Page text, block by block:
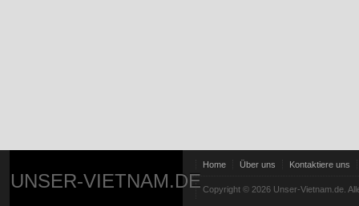
UNSER-VIETNAM.DE
Home Über uns Kontaktiere uns
Copyright © 2026 Unser-Vietnam.de.